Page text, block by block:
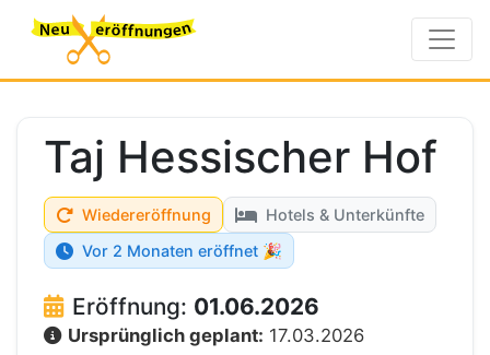
Taj Hessischer Hof
Wiedereröffnung
Hotels & Unterkünfte
Vor 2 Monaten eröffnet 🎉
Eröffnung: 01.06.2026
Ursprünglich geplant: 17.03.2026